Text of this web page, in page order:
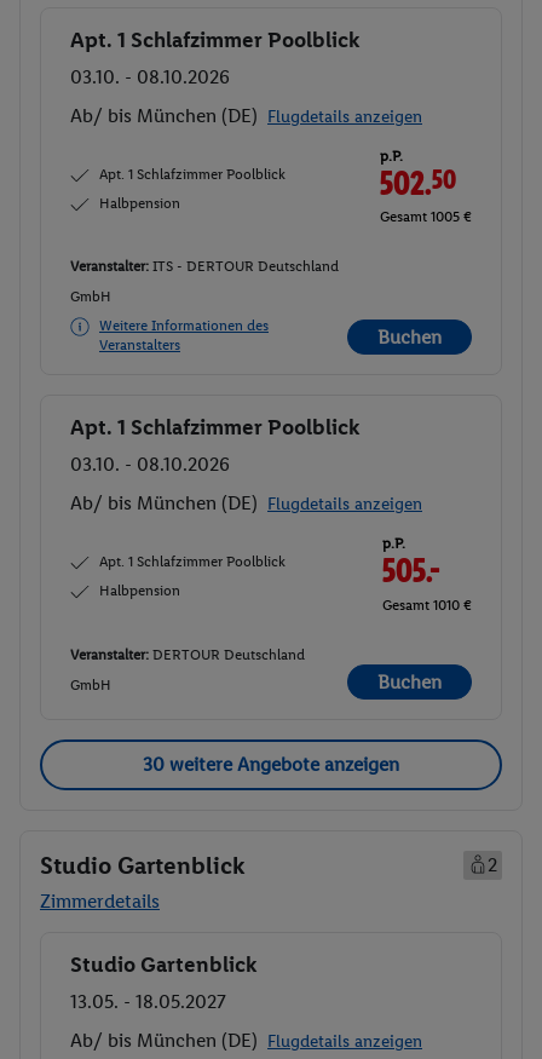
Buchen
Apt. 1 Schlafzimmer Poolblick
03.10. - 08.10.2026
Ab/ bis München (DE) Flugdetails anzeigen
Apt. 1 Schlafzimmer Poolblick
Halbpension
p.P.
502.50
Gesamt 1005 €
Veranstalter: ITS - DERTOUR Deutschland
GmbH
Weitere Informationen des
Veranstalters
Buchen
Buchen
Apt. 1 Schlafzimmer Poolblick
03.10. - 08.10.2026
Ab/ bis München (DE) Flugdetails anzeigen
Apt. 1 Schlafzimmer Poolblick
Halbpension
p.P.
505.-
Gesamt 1010 €
Veranstalter: DERTOUR Deutschland
GmbH
Buchen
30 weitere Angebote anzeigen
Studio Gartenblick
2
Zimmerdetails
Buchen
Studio Gartenblick
13.05. - 18.05.2027
Ab/ bis München (DE) Flugdetails anzeigen